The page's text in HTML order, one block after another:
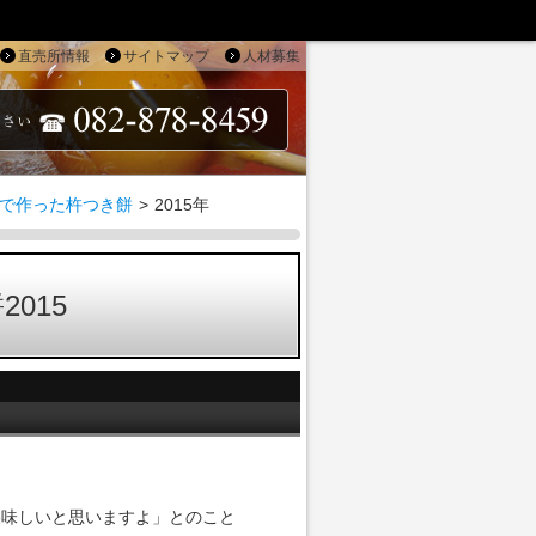
人材募集
サイトマップ
直売所情報
作った杵つき餅 > 2015年
しいと思いますよ」とのこと